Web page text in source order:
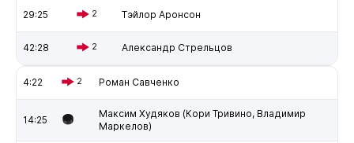
29:25 2 Тэйлор Аронсон
42:28 2 Александр Стрельцов
4:22 2 Роман Савченко
14:25
Максим Худяков (Кори Тривино, Владимир
Маркелов)